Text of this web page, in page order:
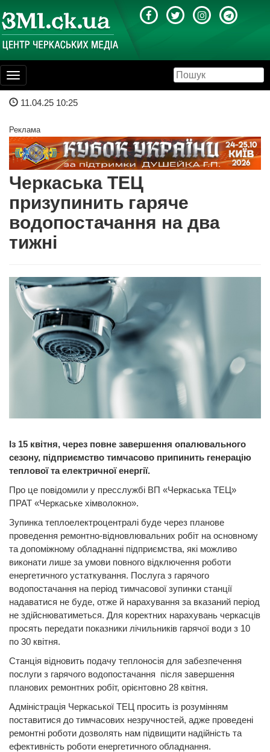
Toggle
navigation
11.04.25 10:25
Реклама
Черкаська ТЕЦ
призупинить гаряче
водопостачання на два
тижні
Із 15 квітня, через повне завершення опалювального
сезону, підприємство тимчасово припинить генерацію
теплової та електричної енергії.
Про це повідомили у пресслужбі ВП «Черкаська ТЕЦ»
ПРАТ «Черкаське хімволокно».
Зупинка теплоелектроцентралі буде через планове
проведення ремонтно-відновлювальних робіт на основному
та допоміжному обладнанні підприємства, які можливо
виконати лише за умови повного відключення роботи
енергетичного устаткування. Послуга з гарячого
водопостачання на період тимчасової зупинки станції
надаватися не буде, отже й нарахування за вказаний період
не здійснюватиметься. Для коректних нарахувань черкасців
просять передати показники лічильників гарячої води з 10
по 30 квітня.
Станція відновить подачу теплоносія для забезпечення
послуги з гарячого водопостачання після завершення
планових ремонтних робіт, орієнтовно 28 квітня.
Адміністрація Черкаської ТЕЦ просить із розумінням
поставитися до тимчасових незручностей, адже проведені
ремонтні роботи дозволять нам підвищити надійність та
ефективність роботи енергетичного обладнання.